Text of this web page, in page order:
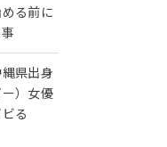
る前に
県出身
）女優
る